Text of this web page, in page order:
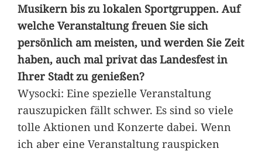
Musikern bis zu lokalen Sportgruppen. Auf
welche Veranstaltung freuen Sie sich
persönlich am meisten, und werden Sie Zeit
haben, auch mal privat das Landesfest in
Ihrer Stadt zu genießen?
Wysocki: Eine spezielle Veranstaltung
rauszupicken fällt schwer. Es sind so viele
tolle Aktionen und Konzerte dabei. Wenn
ich aber eine Veranstaltung rauspicken